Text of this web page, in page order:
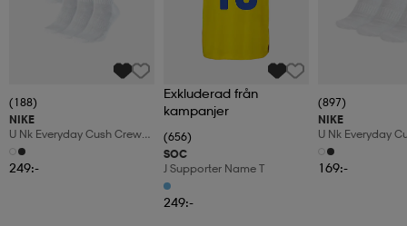
(188)
NIKE
U Nk Everyday Cush Crew
6pr-Bd
249:-
Exkluderad från
kampanjer
(656)
SOC
J Supporter Name T
249:-
(897)
NIKE
U Nk Everyday
3pr
169:-